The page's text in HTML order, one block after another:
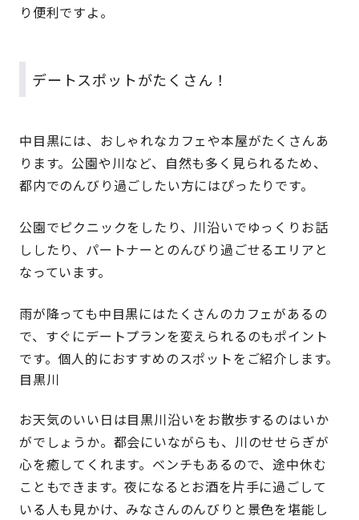
り便利ですよ。
デートスポットがたくさん！
中目黒には、おしゃれなカフェや本屋がたくさんあ
ります。公園や川など、自然も多く見られるため、
都内でのんびり過ごしたい方にはぴったりです。
公園でピクニックをしたり、川沿いでゆっくりお話
ししたり、パートナーとのんびり過ごせるエリアと
なっています。
雨が降っても中目黒にはたくさんのカフェがあるの
で、すぐにデートプランを変えられるのもポイント
です。個人的におすすめのスポットをご紹介します。
目黒川
お天気のいい日は目黒川沿いをお散歩するのはいか
がでしょうか。都会にいながらも、川のせせらぎが
心を癒してくれます。ベンチもあるので、途中休む
こともできます。夜になるとお酒を片手に過ごして
いる人も見かけ、みなさんのんびりと景色を堪能し